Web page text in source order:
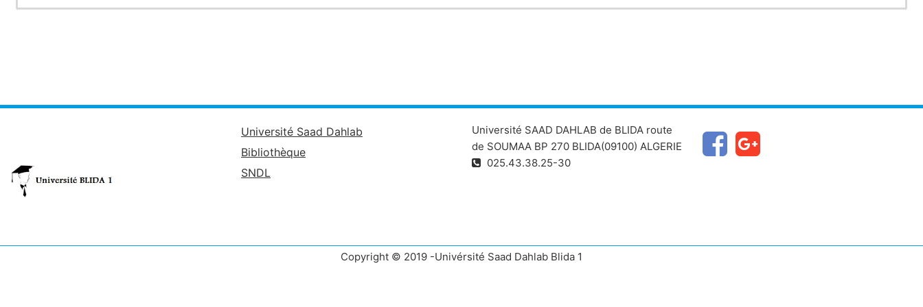
Université Saad Dahlab
Bibliothèque
SNDL
Université SAAD DAHLAB de BLIDA route
de SOUMAA BP 270 BLIDA(09100) ALGERIE
025.43.38.25-30
Copyright © 2019 -Univérsité Saad Dahlab Blida 1